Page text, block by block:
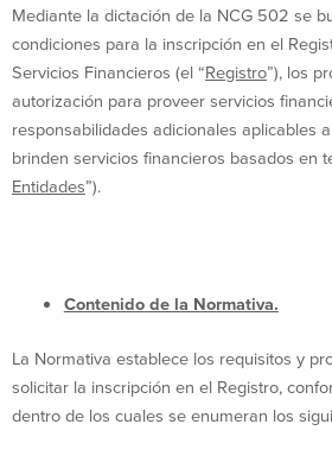
Mediante la dictación de la NCG 502 se
condiciones para la inscripción en el
Servicios Financieros (el “Registro”), los
autorización para proveer servicios
responsabilidades adicionales aplicables
brinden servicios financieros basados en
Entidades”).
Contenido de la Normativa.
La Normativa establece los requisitos y
solicitar la inscripción en el Registro,
dentro de los cuales se enumeran los